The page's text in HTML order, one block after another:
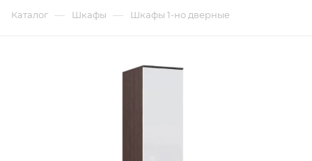
Каталог — Шкафы — Шкафы 1-но дверные